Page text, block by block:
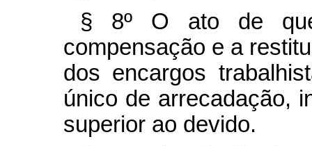
§ 8º O ato de
compensação e a
dos encargos
único de arrecadação,
superior ao devido.